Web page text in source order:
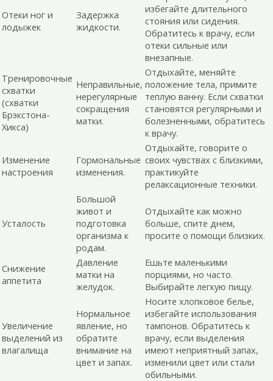
Отеки ног и
лодыжек
Задержка
жидкости.
избегайте длительного
стояния или сидения.
Обратитесь к врачу, если
отеки сильные или
внезапные.
Тренировочные
схватки
(схватки
Брэкстона-
Хикса)
Неправильные,
нерегулярные
сокращения
матки.
Отдыхайте, меняйте
положение тела, примите
теплую ванну. Если схватки
становятся регулярными и
болезненными, обратитесь
к врачу.
Изменение
настроения
Гормональные
изменения.
Отдыхайте, говорите о
своих чувствах с близкими,
практикуйте
релаксационные техники.
Усталость
Большой
живот и
подготовка
организма к
родам.
Отдыхайте как можно
больше, спите днем,
просите о помощи близких.
Снижение
аппетита
Давление
матки на
желудок.
Ешьте маленькими
порциями, но часто.
Выбирайте легкую пищу.
Увеличение
выделений из
влагалища
Нормальное
явление, но
обратите
внимание на
цвет и запах.
Носите хлопковое белье,
избегайте использования
тампонов. Обратитесь к
врачу, если выделения
имеют неприятный запах,
изменили цвет или стали
обильными.